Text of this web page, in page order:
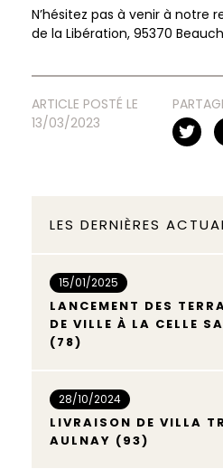
N’hésitez pas à venir à notre
de la Libération, 95370
ARTICLE POSTÉ LE
13/03/2023
LES DERNIÈRES
15/01/2025
LANCEMENT DES
DE VILLE À LA CELLE
(78)
28/10/2024
LIVRAISON DE VILLA
AULNAY (93)